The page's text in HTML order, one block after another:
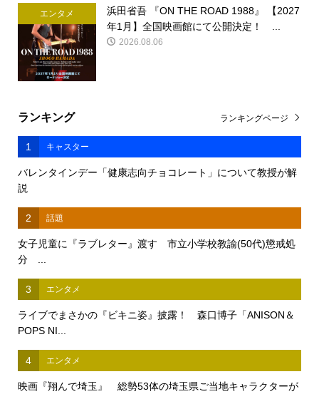
エンタメ
浜田省吾 『ON THE ROAD 1988』 【2027
年1月】全国映画館にて公開決定！ ...
2026.08.06
ランキング
1 キャスター
バレンタインデー「健康志向チョコレート」について教授が解
説
2 話題
女子児童に『ラブレター』渡す 市立小学校教諭(50代)懲戒処
分 ...
3 エンタメ
ライブでまさかの『ビキニ姿』披露！ 森口博子「ANISON＆
POPS NI...
4 エンタメ
映画『翔んで埼玉』 総勢53体の埼玉県ご当地キャラクターが
ランキングページ